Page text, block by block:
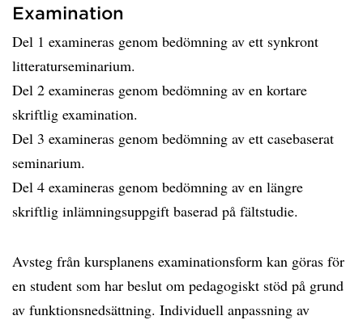
Examination
Del 1 examineras genom bedömning av ett synkront
litteraturseminarium.
Del 2 examineras genom bedömning av en kortare
skriftlig examination.
Del 3 examineras genom bedömning av ett casebaserat
seminarium.
Del 4 examineras genom bedömning av en längre
skriftlig inlämningsuppgift baserad på fältstudie.
Avsteg från kursplanens examinationsform kan göras för
en student som har beslut om pedagogiskt stöd på grund
av funktionsnedsättning. Individuell anpassning av